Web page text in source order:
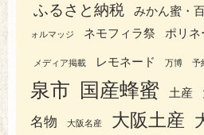
ふるさと納税 みかん蜜・
ォルマッジ ネモフィラ祭 ポリネ
メディア掲載 レモネード 万博 予
泉市 国産蜂蜜 土産
名物
大阪名産 大阪土産